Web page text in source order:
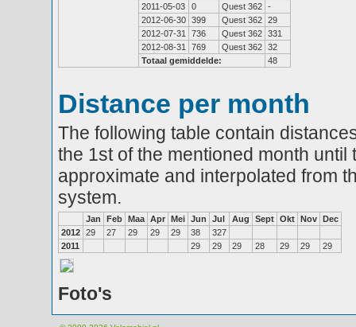
2011-05-03
0 Quest 362 -
2012-06-30 399 Quest 362 29
2012-07-31
736 Quest 362 331
2012-08-31
769 Quest 362 32
Totaal gemiddelde:
48
Distance per month
The following table contain
the 1st of the mentioned month
approximate and interpolated from
system.
Jan Feb Maa Apr Mei Jun Jul Aug Sept Okt Nov Dec
2012 29 27 29 29 29 38
327
2011
29 29 29 28 29 29 29
Foto's